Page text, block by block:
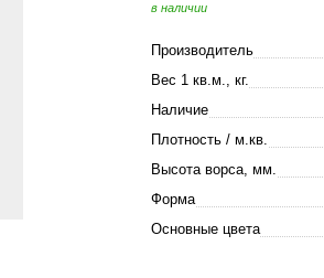
в наличии
Производитель
Вес 1 кв.м., кг.
Наличие
Плотность / м.кв.
Высота ворса, мм.
Форма
Основные цвета